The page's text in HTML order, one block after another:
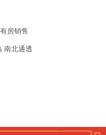
房销售
南北通透